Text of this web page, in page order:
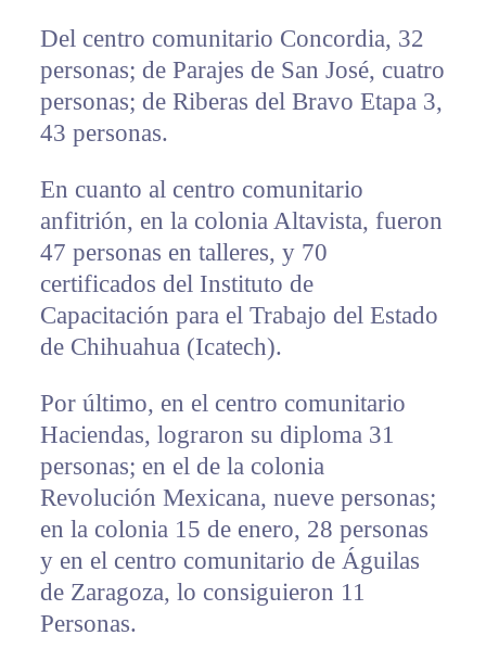
Del centro comunitario Concordia, 32
personas; de Parajes de San José, cuatro
personas; de Riberas del Bravo Etapa 3,
43 personas.
En cuanto al centro comunitario
anfitrión, en la colonia Altavista, fueron
47 personas en talleres, y 70
certificados del Instituto de
Capacitación para el Trabajo del Estado
de Chihuahua (Icatech).
Por último, en el centro comunitario
Haciendas, lograron su diploma 31
personas; en el de la colonia
Revolución Mexicana, nueve personas;
en la colonia 15 de enero, 28 personas
y en el centro comunitario de Águilas
de Zaragoza, lo consiguieron 11
Personas.